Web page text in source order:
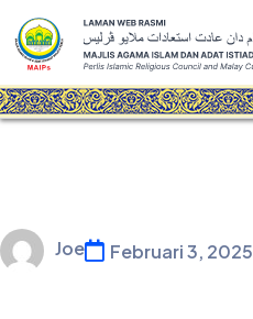
Joe Februari 3, 2025